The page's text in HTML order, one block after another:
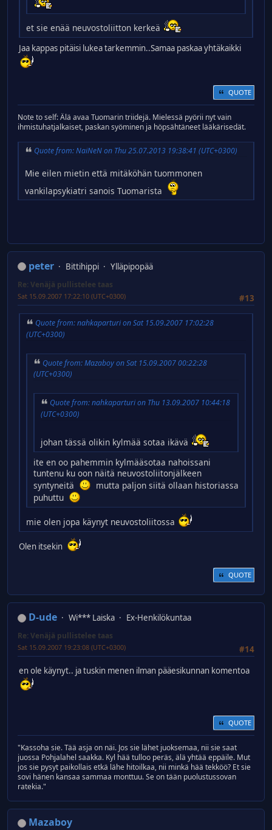
et sie enää neuvostoliitton kerkeä
Jaa kappas pitäisi lukea tarkemmin..Samaa paskaa yhtäkaikki
QUOTE
Note to self: Älä avaa Tuomarin triidejä. Mielessä pyörii nyt vain
ihmistuhatjalkaiset, paskan syöminen ja höpsähtäneet lääkärisedät.
Quote from: NaiNeN on Thu 25.07.2013 19:38:41 (UTC+0300)
Mie eilen mietin että mitäköhän tuommonen
vankilapsykiatri sanois Tuomarista
peter Bittihippi Ylläpipopää
Re: Venäjä pullistelee taas
#13
Sat 15.09.2007 17:22:10 (UTC+0300)
Quote from: nahkaparturi on Sat 15.09.2007 17:02:28
(UTC+0300)
Quote from: Mazaboy on Sat 15.09.2007 00:22:28
(UTC+0300)
Quote from: nahkaparturi on Thu 13.09.2007 10:44:18
(UTC+0300)
johan tässä olikin kylmää sotaa ikävä
ite en oo pahemmin kylmääsotaa nahoissani
tuntenu ku oon näitä neuvostoliitonjälkeen
syntyneitä
mutta paljon siitä ollaan historiassa
puhuttu
mie olen jopa käynyt neuvostoliitossa
Olen itsekin
QUOTE
D-ude Wi*** Laiska Ex-Henkilökuntaa
Re: Venäjä pullistelee taas
#14
Sat 15.09.2007 19:23:08 (UTC+0300)
en ole käynyt.. ja tuskin menen ilman pääesikunnan komentoa
QUOTE
"Kassoha sie. Tää asja on näi. Jos sie lähet juoksemaa, nii sie saat
juossa Pohjalahel saakka. Kyl hää tulloo peräs, älä yhtää eppäile. Mut
jos sie pysyt paikollais etkä lähe hitoilkaa, nii minkä hää tekköö? Et sie
sovi hänen kansaa sammaa monttuu. Se on tään puolustussovan
ratekia."
Mazaboy